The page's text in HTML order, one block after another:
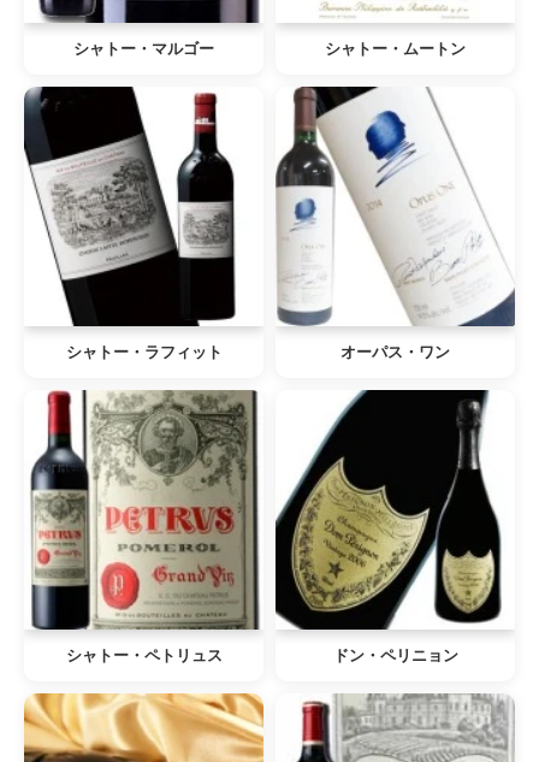
シャトー・マルゴー シャトー・ムートン
シャトー・ラフィット オーパス・ワン
シャトー・ペトリュス ドン・ペリニョン